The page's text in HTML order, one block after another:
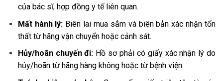
của bác sĩ, hợp đồng y tế liên quan.
Mất hành lý: Biên lai mua sắm và biên bản xác nhận tổn
thất từ hãng vận chuyển hoặc cảnh sát.
Hủy/hoãn chuyến đi: Hồ sơ phải có giấy xác nhận lý do
hủy/hoãn từ hãng hàng không hoặc từ bệnh viện.